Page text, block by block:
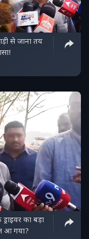
से जाना तय
का बड़ा
आ गया?